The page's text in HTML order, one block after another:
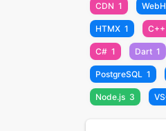
CDN 1
HTMX 1 C++
C# 1 Dart 1
PostgreSQL 1
Node.js 3